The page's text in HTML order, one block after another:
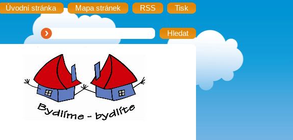
Úvodní stránka Mapa stránek RSS Tisk